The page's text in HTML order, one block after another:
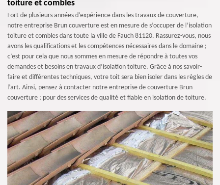
toiture et combles
Fort de plusieurs années d’expérience dans les travaux de couverture,
notre entreprise Brun couverture est en mesure de s’occuper de l’isolation
toiture et combles dans toute la ville de Fauch 81120. Rassurez-vous, nous
avons les qualifications et les compétences nécessaires dans le domaine ;
c’est pour cela que nous sommes en mesure de répondre à toutes vos
demandes et besoins en travaux d’isolation toiture. Grâce à nos savoir-
faire et différentes techniques, votre toit sera bien isoler dans les règles de
l’art. Ainsi, pensez à contacter notre entreprise de couverture Brun
couverture ; pour des services de qualité et fiable en isolation de toiture.